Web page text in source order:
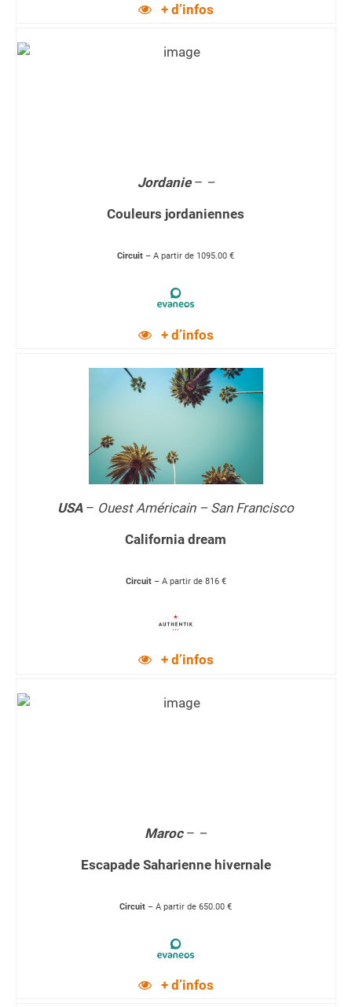
+ d’infos
Jordanie– –
Couleurs jordaniennes
Circuit – A partir de 1095.00 €
+ d’infos
USA– Ouest Américain – San Francisco
California dream
Circuit– A partir de 816 €
+ d’infos
Maroc– –
Escapade Saharienne hivernale
Circuit – A partir de 650.00 €
+ d’infos